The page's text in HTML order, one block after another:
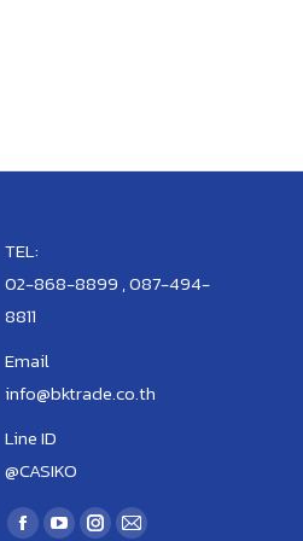
TEL:
02-868-8899 , 087-494-
8811
Email
info@bktrade.co.th
Line ID
@CASIKO
Find us on: